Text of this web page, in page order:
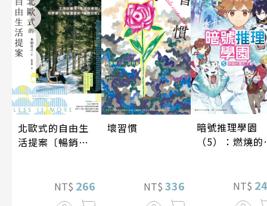
北歐式的自由生
活提案〔暢銷新
NT$ 266
壞習慣
NT$ 336
暗號推理學園
（5）：燃燒的
NT$